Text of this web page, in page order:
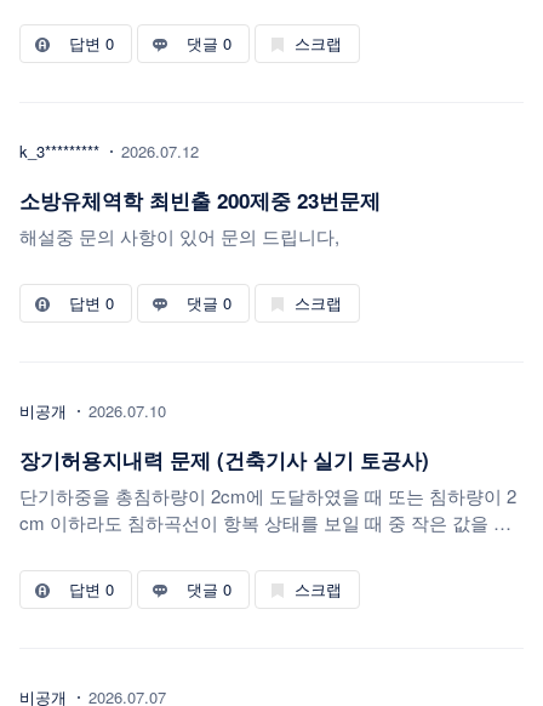
답변 0 댓글 0 스크랩
k_3********* 2026.07.12
소방유체역학 최빈출 200제중 23번문제
해설중 문의 사항이 있어 문의 드립니다,
답변 0 댓글 0 스크랩
비공개 2026.07.10
장기허용지내력 문제 (건축기사 실기 토공사)
단기하중을 총침하량이 2cm에 도달하였을 때 또는 침하량이 2
cm 이하라도 침하곡선이 항복 상태를 보일 때 중 작은 값을 기
가 달라지는 지점은 항복 상태를 보이는 것이 아닌 건가요? 이
문제에서는 총침하량이 2cm에 도달하였을 때만 고려하는 것인
답변 0 댓글 0 스크랩
비공개 2026.07.07